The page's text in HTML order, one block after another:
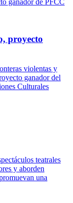
proyecto
violentas y
ganador del
Culturales
teatrales
y aborden
una